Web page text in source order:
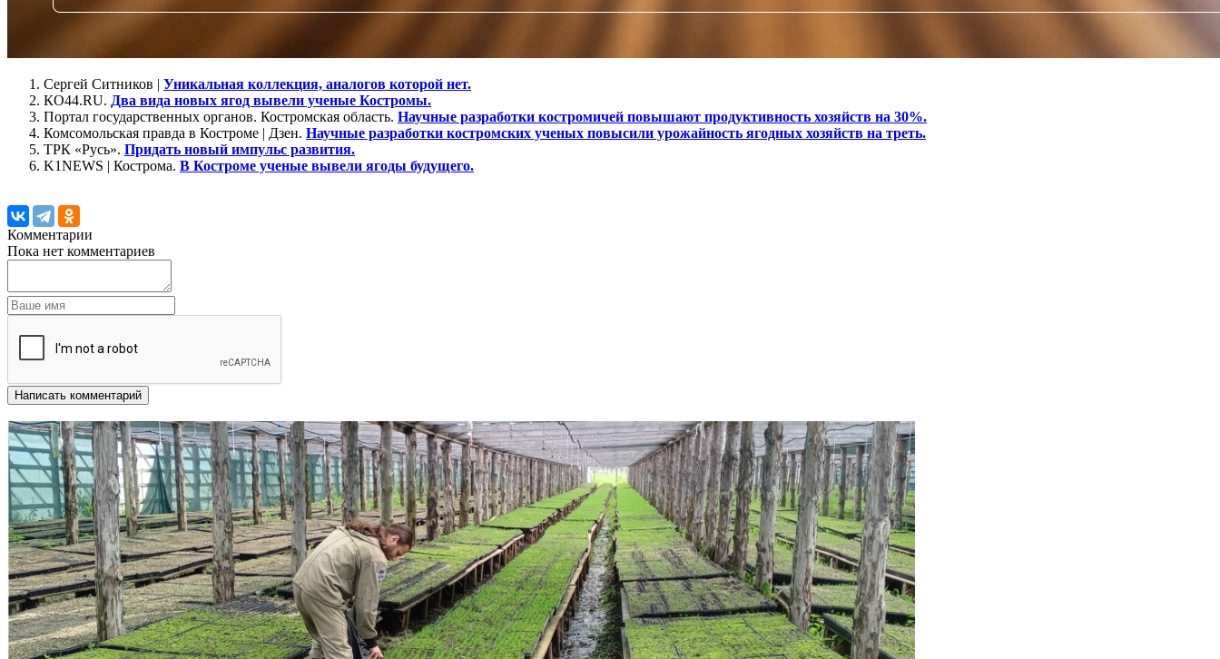
Сергей Ситников | Уникальная коллекция, аналогов которой нет.
КО44.RU. Два вида новых ягод вывели ученые Костромы.
Портал государственных органов. Костромская область. Научные разработки костромичей повышают продуктивность хозяйств на 30%.
Комсомольская правда в Костроме | Дзен. Научные разработки костромских ученых повысили урожайность ягодных хозяйств на треть.
ТРК «Русь». Придать новый импульс развития.
K1NEWS | Кострома. В Костроме ученые вывели ягоды будущего.
Комментарии
Пока нет комментариев
Написать комментарий